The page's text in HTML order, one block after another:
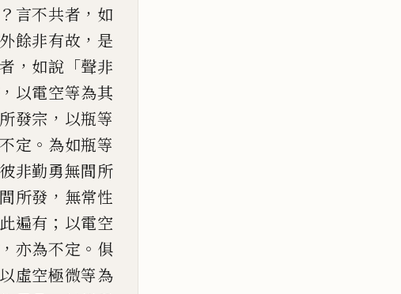
？ 言不共者 ， 如
餘非有故 ， 是
， 如說 「聲非
， 以電空等為其
發宗 ， 以瓶等
不定 。 為如瓶等
彼非勤勇無間所
所發 ， 無常性
遍有 ； 以電空
， 亦為不定 。 俱
以虛空極微等為